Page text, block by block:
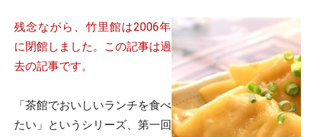
残念ながら、竹里館は2006年
に閉館しました。この記事は過
去の記事です。
「茶館でおいしいランチを食べ
たい」というシリーズ、第一回